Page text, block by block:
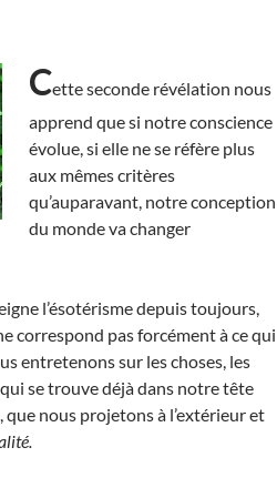
Cette seconde révélation nous
apprend que si notre conscience
évolue, si elle ne se réfère plus
aux mêmes critères
qu’auparavant, notre conception
du monde va changer
l’ésotérisme depuis toujours,
correspond pas forcément à ce qui
entretenons sur les choses, les
qui se trouve déjà dans notre tête
nous projetons à l’extérieur et